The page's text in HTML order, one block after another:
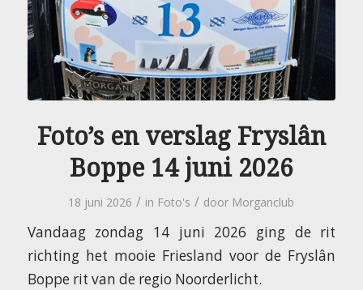
Foto’s en verslag Fryslân
Boppe 14 juni 2026
18 juni 2026 / in Foto's / door Morganclub
Vandaag zondag 14 juni 2026 ging de rit
richting het mooie Friesland voor de Fryslân
Boppe rit van de regio Noorderlicht.